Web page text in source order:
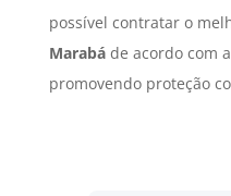
possível contratar o
Marabáde acordo com
promovendo proteção